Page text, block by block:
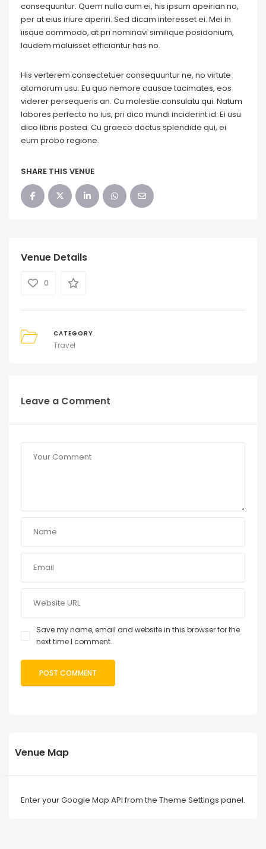
consequuntur. Quem nulla cum ei, his ipsum apeirian no,
per at eius iriure aperiri. Sed dicam interesset ei. Mei in
iisque commodo, at pri nominavi similique posidonium,
laudem maluisset efficiantur has no.
His verterem consectetuer consequuntur ne, no virtute
atomorum usu. Eu quo nemore causae tacimates, eos
viderer persequeris an. Cu molestie consulatu qui. Natum
labores perfecto no ius, pri dico mundi inciderint id. Ei usu
dico libris postea. Cu graeco doctus splendide qui, ei
eum probo regione.
SHARE THIS VENUE
Venue Details
0
CATEGORY
Travel
Leave a Comment
Save my name, email and website in this browser for the
next time I comment.
Venue Map
Enter your Google Map API from the Theme Settings panel.